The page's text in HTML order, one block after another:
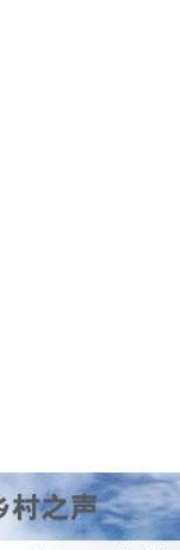
恢复
。从10月底到现在
只能赚12元，到现
动？短期内价格还